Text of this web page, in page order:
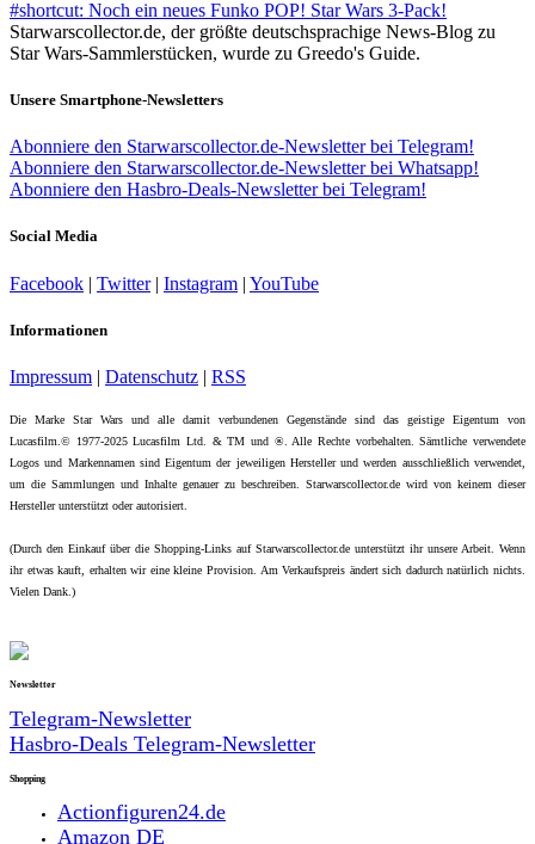
#shortcut: Noch ein neues Funko POP! Star Wars 3-Pack!
Starwarscollector.de, der größte deutschsprachige News-Blog zu
Star Wars-Sammlerstücken, wurde zu Greedo's Guide.
Unsere Smartphone-Newsletters
Abonniere den Starwarscollector.de-Newsletter bei Telegram!
Abonniere den Starwarscollector.de-Newsletter bei Whatsapp!
Abonniere den Hasbro-Deals-Newsletter bei Telegram!
Social Media
Facebook | Twitter| Instagram | YouTube
Informationen
Impressum | Datenschutz | RSS
Die Marke Star Wars und alle damit verbundenen Gegenstände sind das geistige Eigentum von
Lucasfilm.© 1977-2025 Lucasfilm Ltd. & TM und ®. Alle Rechte vorbehalten. Sämtliche verwendete
Logos und Markennamen sind Eigentum der jeweiligen Hersteller und werden ausschließlich verwendet,
um die Sammlungen und Inhalte genauer zu beschreiben. Starwarscollector.de wird von keinem dieser
Hersteller unterstützt oder autorisiert.
(Durch den Einkauf über die Shopping-Links auf Starwarscollector.de unterstützt ihr unsere Arbeit. Wenn
ihr etwas kauft, erhalten wir eine kleine Provision. Am Verkaufspreis ändert sich dadurch natürlich nichts.
Vielen Dank.)
Newsletter
Telegram-Newsletter
Hasbro-Deals Telegram-Newsletter
Shopping
Actionfiguren24.de
Amazon DE